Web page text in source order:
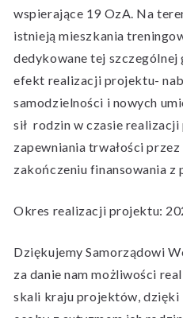
wspierające 19 OzA. Na
istnieją mieszkania
dedykowane tej
efekt realizacji projektu-
samodzielności i nowych
sił rodzin w czasie
zapewniania trwałości
zakończeniu finansowania z
Okres realizacji projektu:
Dziękujemy Samorządowi
za danie nam możliwości
skali kraju projektów, dzięki